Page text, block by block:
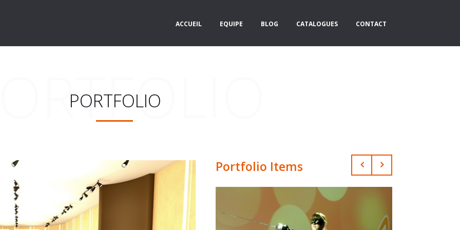
ACCUEIL EQUIPE BLOG CATALOGUES CONTACT
PORTFOLIO
Portfolio Items